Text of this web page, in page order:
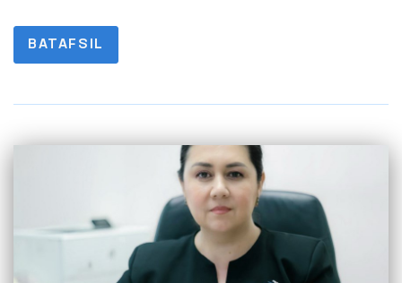
davomida yurtimizda inson qadri, uning huquq va
erkinliklari davlat siyosatining markaziga chiqdi.
strategiyasi, “O‘zbekiston–2030” dasturi qabul
BATAFSIL